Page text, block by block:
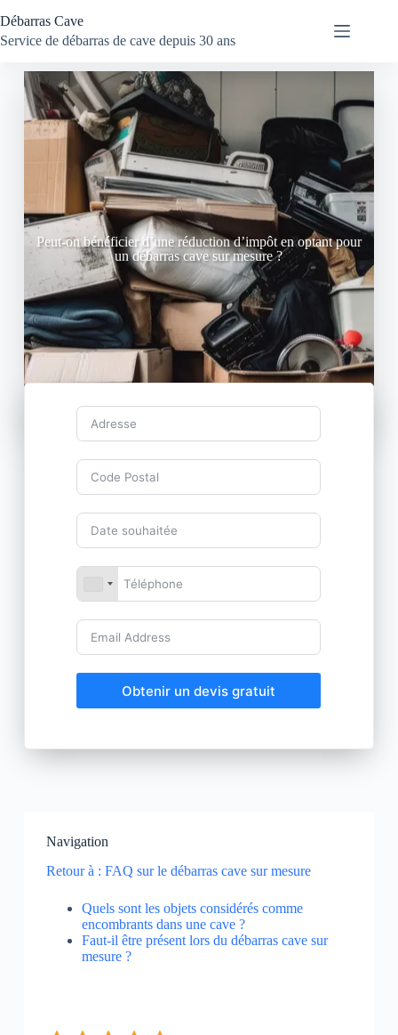
Débarras Cave
Service de débarras de cave depuis 30 ans
Peut-on bénéficier d’une réduction d’impôt en optant pour
un débarras cave sur mesure ?
Obtenir un devis gratuit
Navigation
Retour à : FAQ sur le débarras cave sur mesure
Quels sont les objets considérés comme
encombrants dans une cave ?
Faut-il être présent lors du débarras cave sur
mesure ?